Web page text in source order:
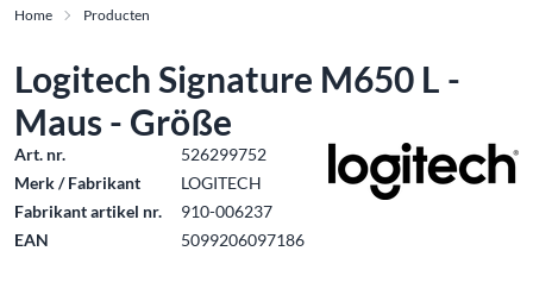
Home Producten
Logitech Signature M650 L -
Maus - Größe
Art. nr.
526299752
Merk / Fabrikant
LOGITECH
Fabrikant artikel nr.
910-006237
EAN
5099206097186